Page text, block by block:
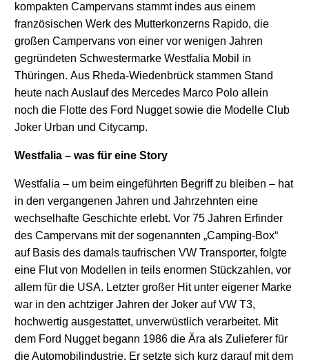
kompakten Campervans stammt indes aus einem
französischen Werk des Mutterkonzerns Rapido, die
großen Campervans von einer vor wenigen Jahren
gegründeten Schwestermarke Westfalia Mobil in
Thüringen. Aus Rheda-Wiedenbrück stammen Stand
heute nach Auslauf des Mercedes Marco Polo allein
noch die Flotte des Ford Nugget sowie die Modelle Club
Joker Urban und Citycamp.
Westfalia – was für eine Story
Westfalia – um beim eingeführten Begriff zu bleiben – hat
in den vergangenen Jahren und Jahrzehnten eine
wechselhafte Geschichte erlebt. Vor 75 Jahren Erfinder
des Campervans mit der sogenannten „Camping-Box“
auf Basis des damals taufrischen VW Transporter, folgte
eine Flut von Modellen in teils enormen Stückzahlen, vor
allem für die USA. Letzter großer Hit unter eigener Marke
war in den achtziger Jahren der Joker auf VW T3,
hochwertig ausgestattet, unverwüstlich verarbeitet. Mit
dem Ford Nugget begann 1986 die Ära als Zulieferer für
die Automobilindustrie. Er setzte sich kurz darauf mit dem